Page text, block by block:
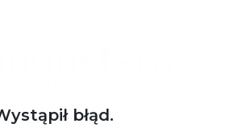
błąd.